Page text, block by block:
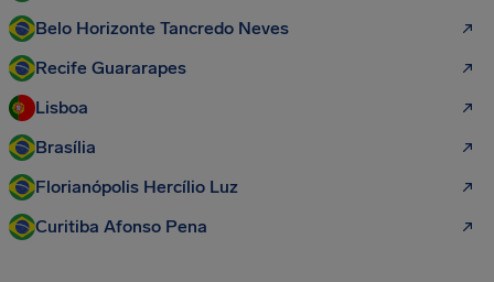
Belo Horizonte Tancredo Neves
Recife Guararapes
Lisboa
Brasília
Florianópolis Hercílio Luz
Curitiba Afonso Pena